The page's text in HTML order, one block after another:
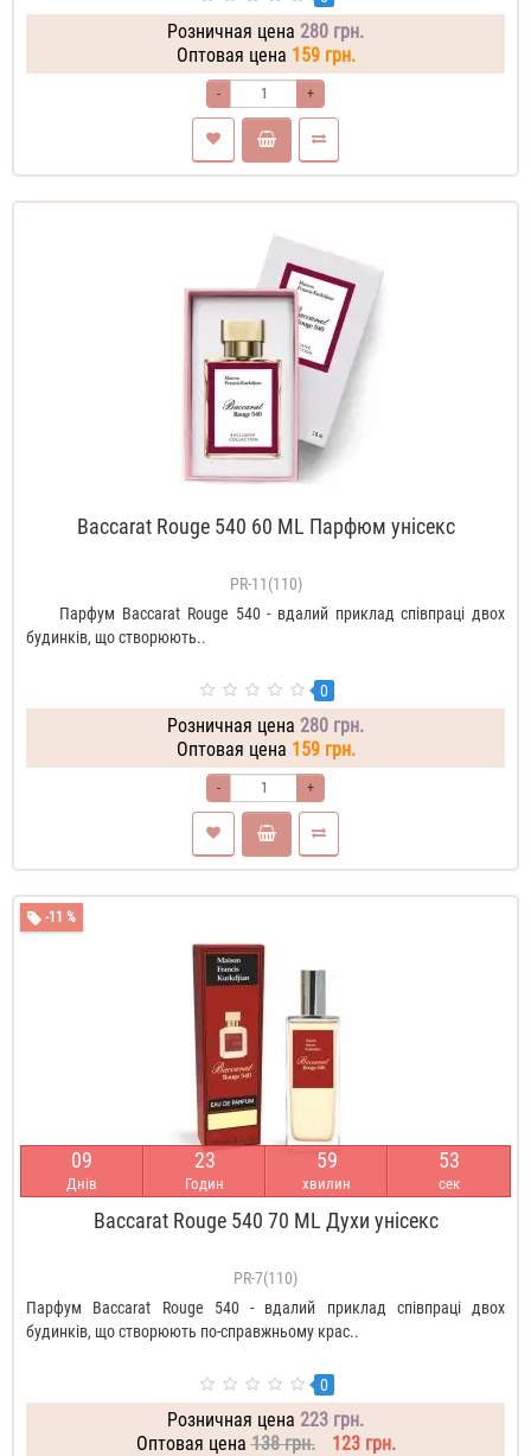
Розничная цена 280 грн.
Оптовая цена 159 грн.
- +
Baccarat Rouge 540 60 ML Парфюм унісекс
PR-11(110)
Парфум Baccarat Rouge 540 - вдалий приклад співпраці двох
будинків, що створюють..
0
Розничная цена 280 грн.
Оптовая цена 159 грн.
- +
-11 %
09
Днів
23
Годин
59
хвилин
51
сек
Baccarat Rouge 540 70 ML Духи унісекс
PR-7(110)
Парфум Baccarat Rouge 540 - вдалий приклад співпраці двох
будинків, що створюють по-справжньому крас..
0
Розничная цена 223 грн.
Оптовая цена 138 грн. 123 грн.